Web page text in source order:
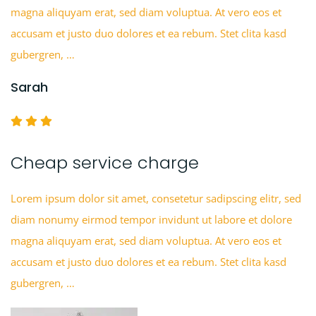
magna aliquyam erat, sed diam voluptua. At vero eos et
accusam et justo duo dolores et ea rebum. Stet clita kasd
gubergren, …
Sarah
Cheap service charge
Lorem ipsum dolor sit amet, consetetur sadipscing elitr, sed
diam nonumy eirmod tempor invidunt ut labore et dolore
magna aliquyam erat, sed diam voluptua. At vero eos et
accusam et justo duo dolores et ea rebum. Stet clita kasd
gubergren, …